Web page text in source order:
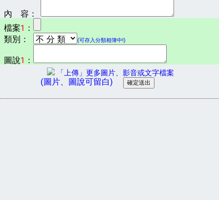
內 容：
檔案1 ：
類別：
(可存入分類相簿中!)
圖說1 ：
「上傳」更多圖片、影音或文字檔案
(圖片、圖說可留白)